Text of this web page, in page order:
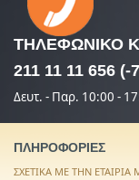
ΤΗΛΕΦΩΝΙΚΟ
211 11 11 656 (-
Δευτ. - Παρ. 10:00 -
ΠΛΗΡΟΦΟΡΙΕΣ
ΣΧΕΤΙΚΑ ΜΕ ΤΗΝ ΕΤΑΙΡΙΑ